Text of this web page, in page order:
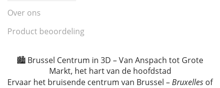
Over ons
Product beoordeling
🏙️ Brussel Centrum in 3D – Van Anspach tot Grote
Markt, het hart van de hoofdstad
Ervaar het bruisende centrum van Brussel –Bruxelles of